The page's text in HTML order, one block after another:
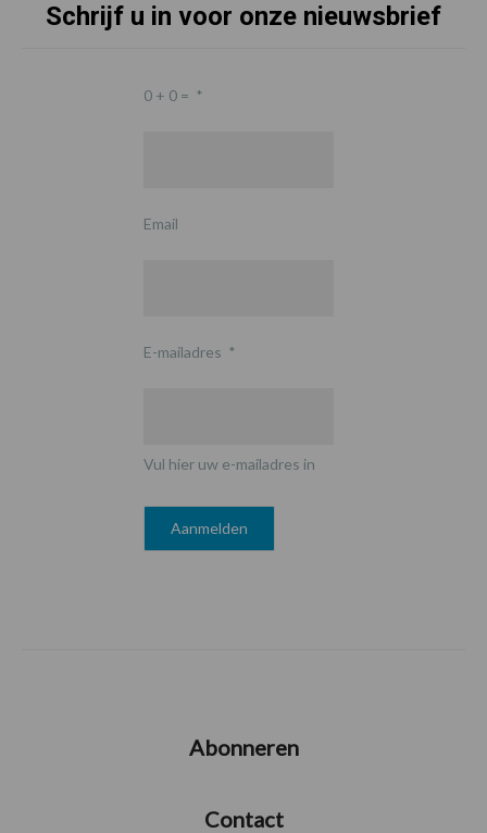
Schrijf u in voor onze nieuwsbrief
0 + 0 = *
Email
E-mailadres *
Vul hier uw e-mailadres in
Abonneren
Contact